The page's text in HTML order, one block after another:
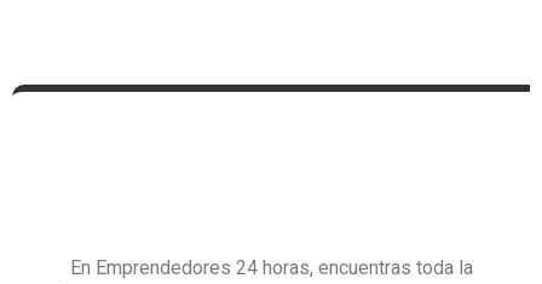
En Emprendedores 24 horas, encuentras toda la